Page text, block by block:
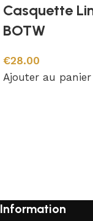
Casquette
BOTW
€28.00
Ajouter au panier
Information